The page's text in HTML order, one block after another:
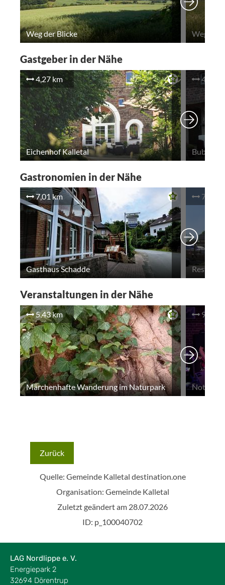
LAG Nordlippe e. V.
Energiepark 2
32694 Dörentrup